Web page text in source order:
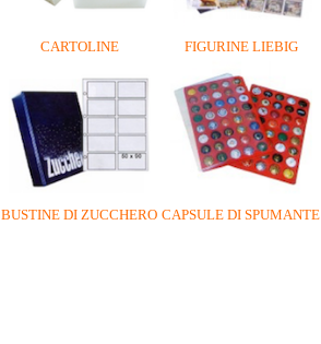
CARTOLINE FIGURINE LIEBIG
BUSTINE DI ZUCCHERO CAPSULE DI SPUMANTE